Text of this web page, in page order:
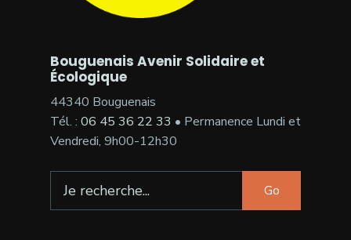
Bouguenais Avenir Solidaire et
Écologique
44340 Bouguenais
Tél. : 06 45 36 22 33 • Permanence Lundi et
Vendredi, 9h00-12h30
for:
Go